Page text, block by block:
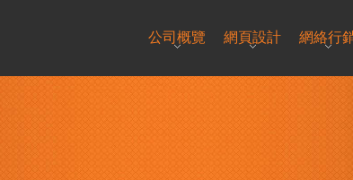
公司概覽 網頁設計 網絡行